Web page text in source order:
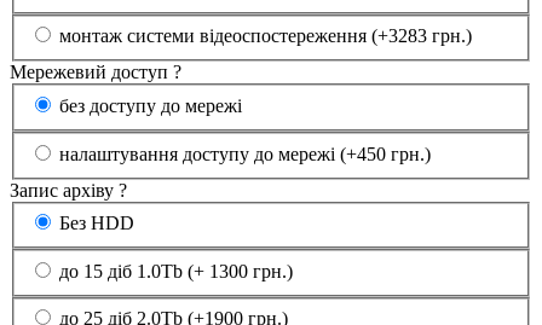
монтаж системи відеоспостереження (+3283 грн.)
Мережевий доступ ?
без доступу до мережі
налаштування доступу до мережі (+450 грн.)
Запис архіву ?
Без HDD
до 15 діб 1.0Tb (+ 1300 грн.)
до 25 діб 2.0Tb (+1900 грн.)